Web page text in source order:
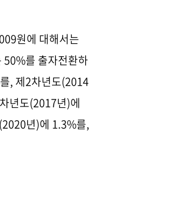
원에 대해서는
50%를 출자전환하
를, 제2차년도(2014
차년도(2017년)에
(2020년)에 1.3%를,